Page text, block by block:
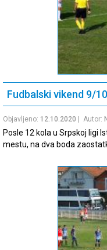
Fudbalski vikend 9/
Objavljeno: 12.10.2020 | Autor:
Posle 12 kola u Srpskoj ligi
mestu, na dva boda